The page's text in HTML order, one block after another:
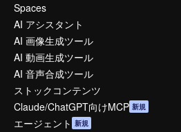
Spaces
AI アシスタント
AI 画像生成ツール
AI 動画生成ツール
AI 音声合成ツール
ストックコンテンツ
Claude/ChatGPT向けMCP 新規
エージェント 新規